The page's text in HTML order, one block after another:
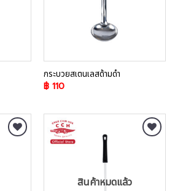
กระบวยสเตนเลสด้ามดำ
฿110
สินค้าหมดแล้ว